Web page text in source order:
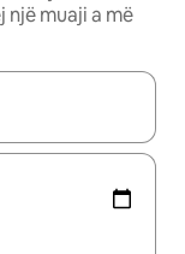
një muaji a më
me butonat e